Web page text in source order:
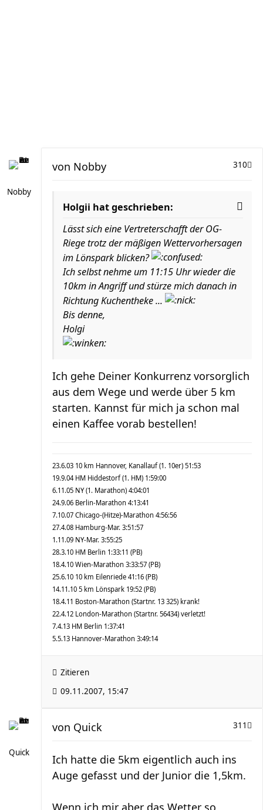
Nobby
310
von Nobby
Holgii hat geschrieben:
Lässt sich eine Vertreterschafft der OG-
Riege trotz der mäßigen Wettervorhersagen
im Lönspark blicken?
Ich selbst nehme um 11:15 Uhr wieder die
10km in Angriff und stürze mich danach in
Richtung Kuchentheke ...
Bis denne,
Holgi
Ich gehe Deiner Konkurrenz vorsorglich
aus dem Wege und werde über 5 km
starten. Kannst für mich ja schon mal
einen Kaffee vorab bestellen!
23.6.03 10 km Hannover, Kanallauf (1. 10er) 51:53
19.9.04 HM Hiddestorf (1. HM) 1:59:00
6.11.05 NY (1. Marathon) 4:04:01
24.9.06 Berlin-Marathon 4:13:41
7.10.07 Chicago-(Hitze)-Marathon 4:56:56
27.4.08 Hamburg-Mar. 3:51:57
1.11.09 NY-Mar. 3:55:25
28.3.10 HM Berlin 1:33:11 (PB)
18.4.10 Wien-Marathon 3:33:57 (PB)
25.6.10 10 km Eilenriede 41:16 (PB)
14.11.10 5 km Lönspark 19:52 (PB)
18.4.11 Boston-Marathon (Startnr. 13 325) krank!
22.4.12 London-Marathon (Startnr. 56434) verletzt!
7.4.13 HM Berlin 1:37:41
5.5.13 Hannover-Marathon 3:49:14
Zitieren
09.11.2007, 15:47
Quick
311
von Quick
Ich hatte die 5km eigentlich auch ins
Auge gefasst und der Junior die 1,5km.
Wenn ich mir aber das Wetter so